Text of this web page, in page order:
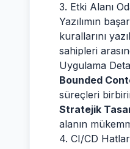
3. Etki Alanı
Yazılımın
kurallarını
sahipleri
Uygulama
Bounded
süreçleri
Stratejik
alanın
4. CI/CD